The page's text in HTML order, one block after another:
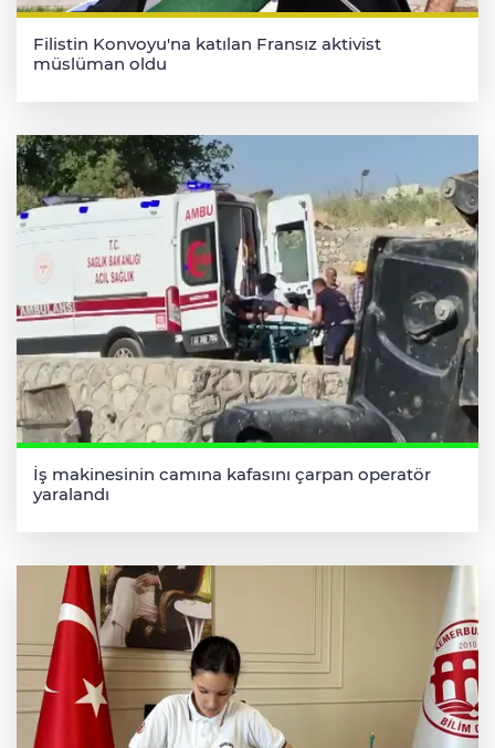
Filistin Konvoyu'na katılan Fransız aktivist
müslüman oldu
İş makinesinin camına kafasını çarpan operatör
yaralandı